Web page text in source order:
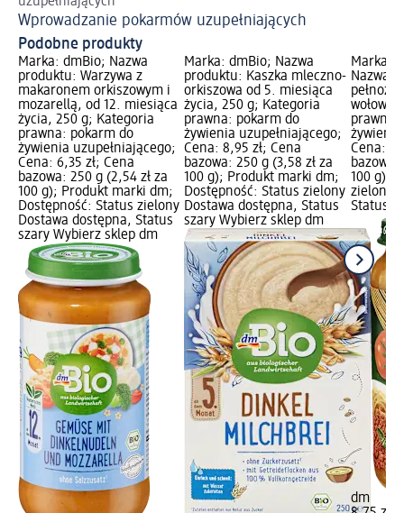
Wprowadzanie pokarmów uzupełniających
Podobne produkty
Marka: dmBio; Nazwa
produktu: Warzywa z
makaronem orkiszowym i
mozarellą, od 12. miesiąca
życia, 250 g; Kategoria
prawna: pokarm do
żywienia uzupełniającego;
Cena: 6,35 zł; Cena
bazowa: 250 g (2,54 zł za
100 g); Produkt marki dm;
Dostępność: Status zielony
Dostawa dostępna, Status
szary Wybierz sklep dm
Marka: dmBio; Nazwa
produktu: Kaszka mleczno-
orkiszowa od 5. miesiąca
życia, 250 g; Kategoria
prawna: pokarm do
żywienia uzupełniającego;
Cena: 8,95 zł; Cena
bazowa: 250 g (3,58 zł za
100 g); Produkt marki dm;
Dostępność: Status zielony
Dostawa dostępna, Status
szary Wybierz sklep dm
Marka:
Nazwa
prawna:
Cena:
bazowa:
100 g);
zielony
Status
dm